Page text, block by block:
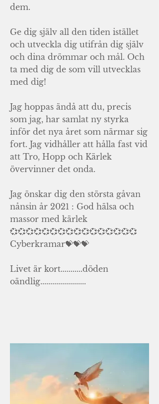
dem.
Ge dig själv all den tiden istället
och utveckla dig utifrån dig själv
och dina drömmar och mål. Och
ta med dig de som vill utvecklas
med dig!
Jag hoppas ändå att du, precis
som jag, har samlat ny styrka
inför det nya året som närmar sig
fort. Jag vidhåller att hålla fast vid
att Tro, Hopp och Kärlek
övervinner det onda.
Jag önskar dig den största gåvan
nånsin år 2021 : God hälsa och
massor med kärlek
💞💞💞💞💞💞💞💞💞💞💞💞💞💞💞💞
Cyberkramar💝💝💝
Livet är kort...........döden
oändlig.......................